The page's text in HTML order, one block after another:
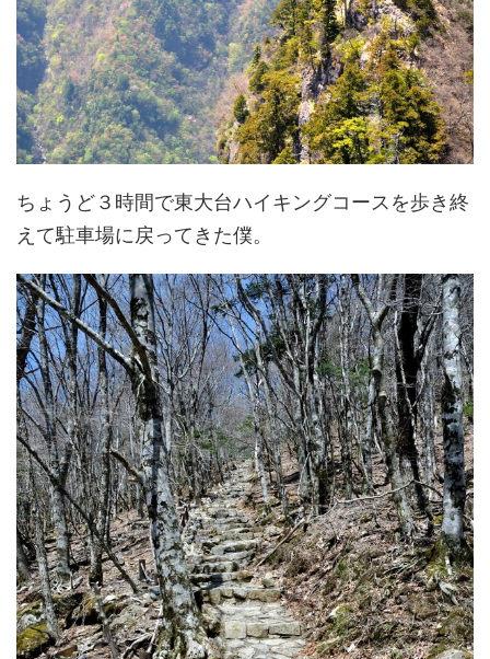
ちょうど３時間で東大台ハイキングコースを歩き終
えて駐車場に戻ってきた僕。